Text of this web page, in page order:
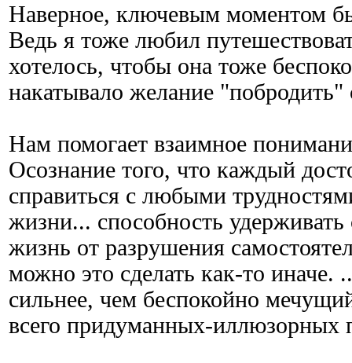
Наверное, ключевым моментом
Ведь я тоже любил
хотелось, чтобы она тоже
накатывало желание "побродить"
Нам помогает взаимное
Осознание того, что каждый
справиться с любыми
жизни... способность
жизнь от разрушения
можно это сделать как-то иначе.
сильнее, чем беспокойно
всего придуманных-иллюзорных